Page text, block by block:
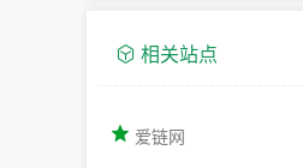
相关站点
爱链网